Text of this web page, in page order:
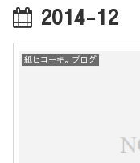
2014-12
紙ヒコーキ。ブログ